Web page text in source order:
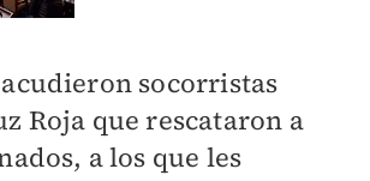
socorristas
Roja que rescataron a
a los que les